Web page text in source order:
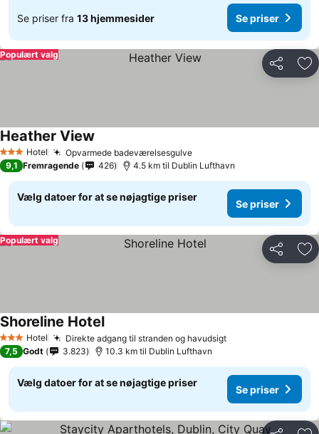
Se priser fra 13 hjemmesider Se priser
Del
Populært valg
3 StjernerHotel Opvarmede badeværelsesgulve
Heather View
9,1 Fremragende 426 4.5 km til Dublin Lufthavn
Vælg datoer for at se nøjagtige priser
Se priser
Del
Populært valg
3 StjernerHotel Direkte adgang til stranden og havudsigt
Shoreline Hotel
7,5 Godt 3.823 10.3 km til Dublin Lufthavn
Vælg datoer for at se nøjagtige priser
Se priser